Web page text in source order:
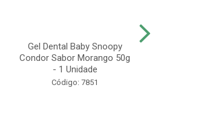
Gel Dental Baby Snoopy
Condor Sabor Morango 50g
- 1 Unidade
Código: 7851